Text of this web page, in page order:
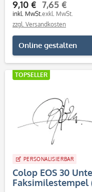
9,10 €
inkl. MwSt.
7,65 €
exkl. MwSt.
zzgl. Versandkosten
Online gestalten
TOPSELLER
PERSONALISIERBAR
Colop EOS 30
Faksimilestempel